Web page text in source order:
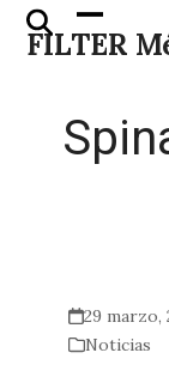
Skip
FILTER
Open
mobile
Close
mobile
29 marzo,
Noticias